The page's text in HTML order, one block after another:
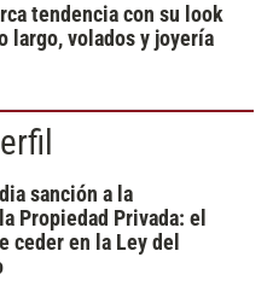
tendencia con su look
largo, volados y joyería
sanción a la
Propiedad Privada: el
ceder en la Ley del